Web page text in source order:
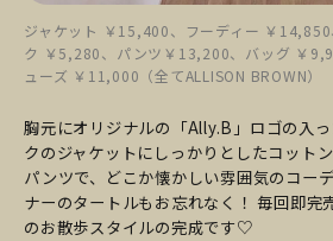
ジャケット ￥15,400、フーディー ￥
ク ￥5,280、パンツ￥13,200、バッグ ￥
ューズ ￥11,000（全てALLISON BROWN）
胸元にオリジナルの「Ally.B」ロゴの入
クのジャケットにしっかりとしたコット
パンツで、どこか懐かしい雰囲気のコー
ナーのタートルもお忘れなく！ 毎回即完
のお散歩スタイルの完成です♡